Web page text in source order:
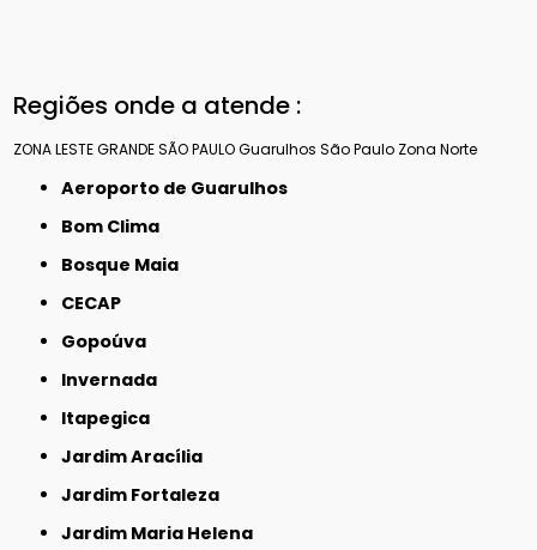
Regiões onde a atende :
ZONA LESTEGRANDE SÃO PAULOGuarulhos São Paulo Zona Norte
Aeroporto de Guarulhos
Bom Clima
Bosque Maia
CECAP
Gopoúva
Invernada
Itapegica
Jardim Aracília
Jardim Fortaleza
Jardim Maria Helena